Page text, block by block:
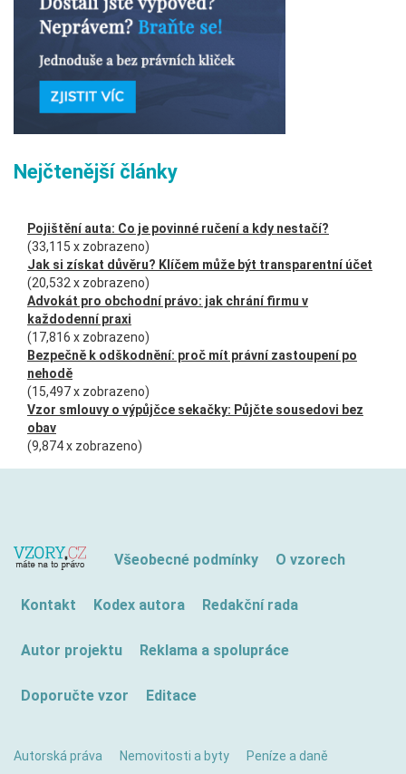
Nejčtenější články
Pojištění auta: Co je povinné ručení a kdy nestačí?
(33,115 x zobrazeno)
Jak si získat důvěru? Klíčem může být transparentní účet
(20,532 x zobrazeno)
Advokát pro obchodní právo: jak chrání firmu v
každodenní praxi
(17,816 x zobrazeno)
Bezpečně k odškodnění: proč mít právní zastoupení po
nehodě
(15,497 x zobrazeno)
Vzor smlouvy o výpůjčce sekačky: Půjčte sousedovi bez
obav
(9,874 x zobrazeno)
Všeobecné podmínky O vzorech
Kontakt Kodex autora Redakční rada
Autor projektu Reklama a spolupráce
Doporučte vzor Editace
Autorská práva Nemovitosti a byty Peníze a daně